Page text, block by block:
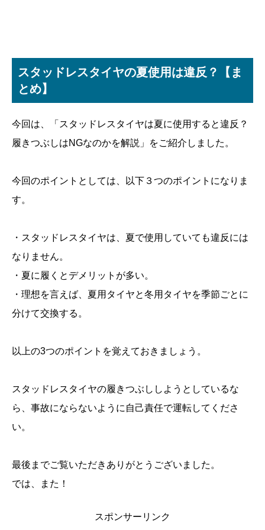
スタッドレスタイヤの夏使用は違反？【ま
とめ】
今回は、「スタッドレスタイヤは夏に使用すると違反？
履きつぶしはNGなのかを解説」をご紹介しました。
今回のポイントとしては、以下３つのポイントになりま
す。
・スタッドレスタイヤは、夏で使用していても違反には
なりません。
・夏に履くとデメリットが多い。
・理想を言えば、夏用タイヤと冬用タイヤを季節ごとに
分けて交換する。
以上の3つのポイントを覚えておきましょう。
スタッドレスタイヤの履きつぶししようとしているな
ら、事故にならないように自己責任で運転してくださ
い。
最後までご覧いただきありがとうございました。
では、また！
スポンサーリンク